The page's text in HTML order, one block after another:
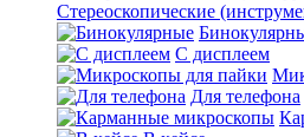
Стереоскопические
С дисплеем
Для телефона